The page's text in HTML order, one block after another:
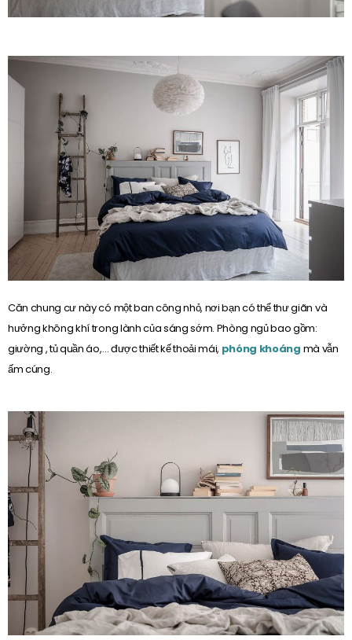
Căn chung cư này có một ban công nhỏ, nơi bạn có thể thư giãn và
hưởng không khí trong lành của sáng sớm. Phòng ngủ bao gồm:
giường , tủ quần áo,… được thiết kế thoải mái, phóng khoáng mà vẫn
ấm cúng.